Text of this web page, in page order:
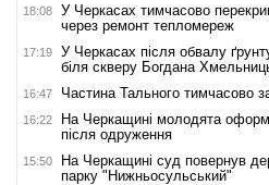
18:08
У Черкасах тимчасово
через ремонт тепломереж
17:19
У Черкасах після обвалу
біля скверу Богдана
16:47 Частина Тального тимчасово
16:22
На Черкащині молодята
після одруження
15:50
На Черкащині суд повернув
парку "Нижньосульський"